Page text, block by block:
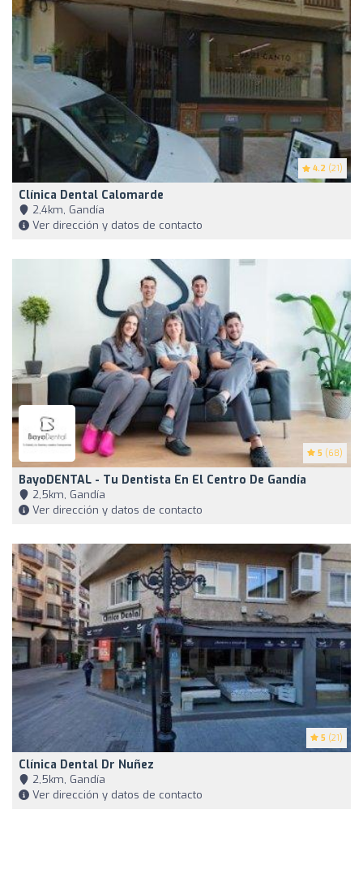
4.2 (21)
Clínica Dental Calomarde
2,4km, Gandía
Ver dirección y datos de contacto
5 (68)
BayoDENTAL - Tu Dentista En El Centro De Gandía
2,5km, Gandía
Ver dirección y datos de contacto
5 (21)
Clínica Dental Dr Nuñez
2,5km, Gandía
Ver dirección y datos de contacto